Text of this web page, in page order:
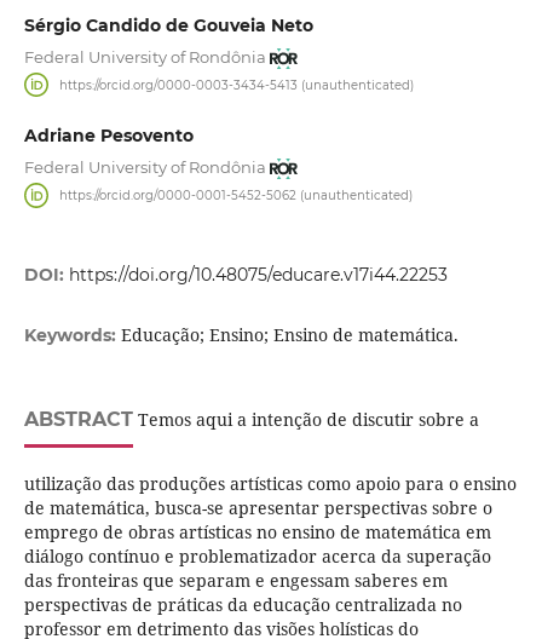
Sérgio Candido de Gouveia Neto
Federal University of Rondônia
https://orcid.org/0000-0003-3434-5413 (unauthenticated)
Adriane Pesovento
Federal University of Rondônia
https://orcid.org/0000-0001-5452-5062 (unauthenticated)
DOI: https://doi.org/10.48075/educare.v17i44.22253
Keywords: Educação; Ensino; Ensino de matemática.
ABSTRACTTemos aqui a intenção de discutir sobre a
utilização das produções artísticas como apoio para o ensino
de matemática, busca-se apresentar perspectivas sobre o
emprego de obras artísticas no ensino de matemática em
diálogo contínuo e problematizador acerca da superação
das fronteiras que separam e engessam saberes em
perspectivas de práticas da educação centralizada no
professor em detrimento das visões holísticas do